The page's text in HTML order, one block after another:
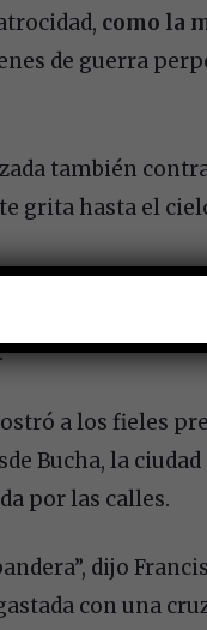
como la
de guerra
también
grita hasta el
deje de difundir
a los fieles
Bucha, la
por las calles.
dijo
con una